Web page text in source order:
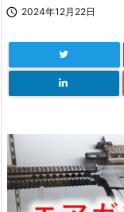
 2024年12月22日